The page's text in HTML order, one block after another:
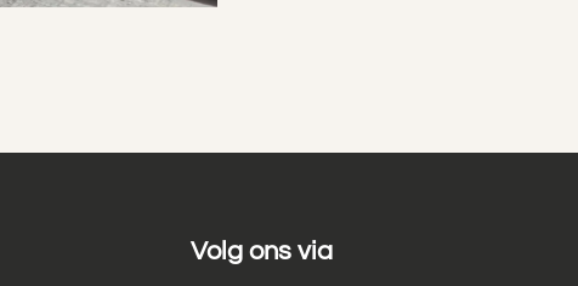
Volg ons via